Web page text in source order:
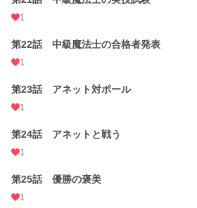
1
第22話 中級魔法士の合格者発表
1
第23話 アネット対ポール
1
第24話 アネットと戦う
1
第25話 優勝の褒美
1